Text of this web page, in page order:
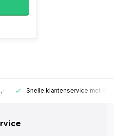
Snelle klantenservice met